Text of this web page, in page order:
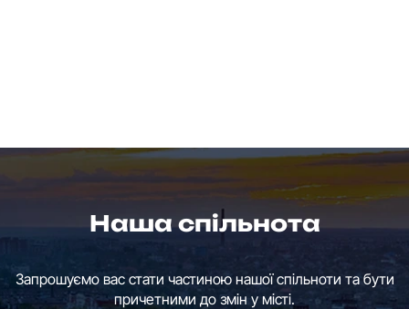
Наша спільнота
Запрошуємо вас стати частиною нашої спільноти та бути
причетними до змін у місті.